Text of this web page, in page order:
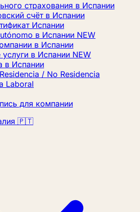
страхования в Испании
счёт в Испании
Испании
в Испании NEW
в Испании
услуги в Испании NEW
в Испании
/ No Residencia
Laboral
для компании
🇵🇹